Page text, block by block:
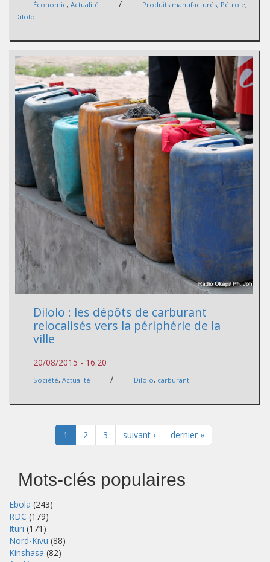
Économie, Actualité / Produits manufacturés, Pétrole,
Dilolo
Dilolo : les dépôts de carburant
relocalisés vers la périphérie de la
ville
20/08/2015 - 16:20
Société, Actualité / Dilolo, carburant
1 2 3 suivant › dernier »
Mots-clés populaires
Ebola (243)
RDC (179)
Ituri (171)
Nord-Kivu (88)
Kinshasa (82)